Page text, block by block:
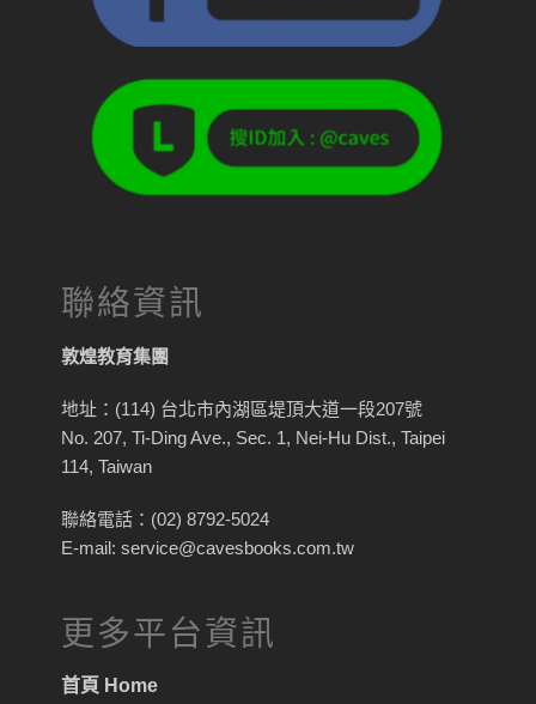
聯絡資訊
敦煌教育集團
地址：(114) 台北市內湖區堤頂大道一段207號
No. 207, Ti-Ding Ave., Sec. 1, Nei-Hu Dist., Taipei
114, Taiwan
聯絡電話：(02) 8792-5024
E-mail: service@cavesbooks.com.tw
更多平台資訊
首頁 Home